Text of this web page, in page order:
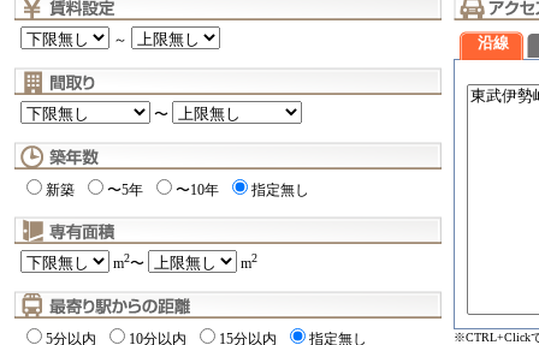
～
〜
新築 〜5年 〜10年 指定無し
m2〜 m2
5分以内 10分以内 15分以内 指定無し
沿線
※CTRL+Click